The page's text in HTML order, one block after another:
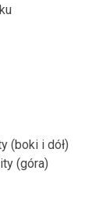
(boki i dół)
(góra)